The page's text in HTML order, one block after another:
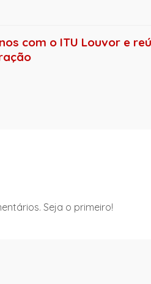
com o ITU Louvor e
Seja o primeiro!